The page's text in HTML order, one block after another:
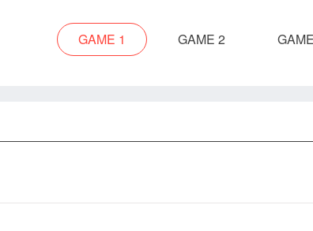
GAME 1 GAME 2